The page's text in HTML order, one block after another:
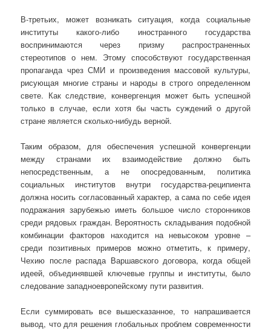
В-третьих, может возникать ситуация, когда социальные
институты какого-либо иностранного государства
воспринимаются через призму распространенных
стереотипов о нем. Этому способствуют государственная
пропаганда чрез СМИ и произведения массовой культуры,
рисующая многие страны и народы в строго определенном
свете. Как следствие, конвергенция может быть успешной
только в случае, если хотя бы часть суждений о другой
стране является сколько-нибудь верной.
Таким образом, для обеспечения успешной конвергенции
между странами их взаимодействие должно быть
непосредственным, а не опосредованным, политика
социальных институтов внутри государства-реципиента
должна носить согласованный характер, а сама по себе идея
подражания зарубежью иметь большое число сторонников
среди рядовых граждан. Вероятность складывания подобной
комбинации факторов находится на невысоком уровне –
среди позитивных примеров можно отметить, к примеру,
Чехию после распада Варшавского договора, когда общей
идеей, объединявшей ключевые группы и институты, было
следование западноевропейскому пути развития.
Если суммировать все вышесказанное, то напрашивается
вывод, что для решения глобальных проблем современности